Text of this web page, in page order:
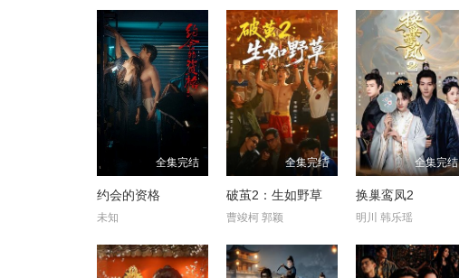
全集完结
约会的资格
未知
全集完结
破茧2：生如野草
曹竣柯 郭颖
全集完结
换巢鸾凤2
明川 韩乐瑶